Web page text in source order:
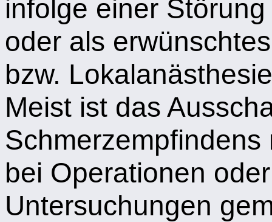
infolge einer
oder als
bzw.
Meist ist das
bei Operationen
Untersuchungen